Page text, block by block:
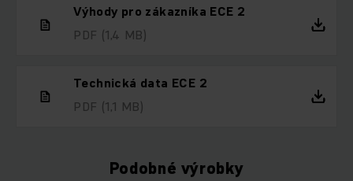
Výhody pro zákazníka ECE 2
PDF (1,4 MB)
Technická data ECE 2
PDF (1,1 MB)
Podobné výrobky